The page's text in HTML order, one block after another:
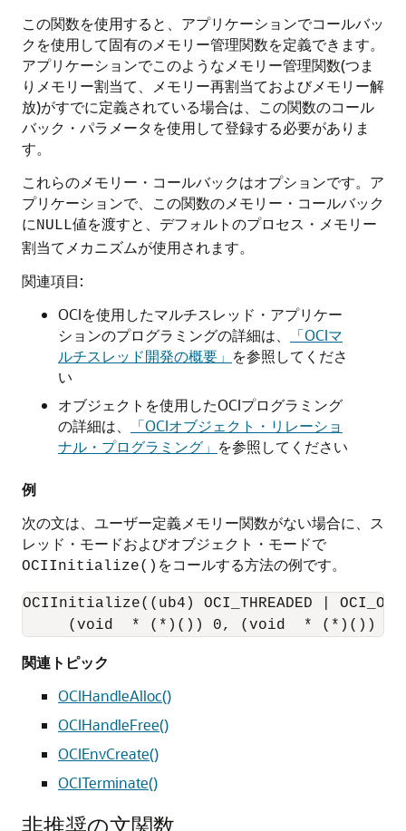
この関数を使用すると、アプリケーションでコールバッ
クを使用して固有のメモリー管理関数を定義できます。
アプリケーションでこのようなメモリー管理関数(つま
りメモリー割当て、メモリー再割当ておよびメモリー解
放)がすでに定義されている場合は、この関数のコール
バック・パラメータを使用して登録する必要がありま
す。
これらのメモリー・コールバックはオプションです。ア
プリケーションで、この関数のメモリー・コールバック
にNULL値を渡すと、デフォルトのプロセス・メモリー
割当てメカニズムが使用されます。
関連項目:
OCIを使用したマルチスレッド・アプリケー
ションのプログラミングの詳細は、
「OCIマ
ルチスレッド開発の概要」 を参照してくださ
い
オブジェクトを使用したOCIプログラミング
の詳細は、
「OCIオブジェクト・リレーショ
ナル・プログラミング」 を参照してください
例
次の文は、ユーザー定義メモリー関数がない場合に、ス
レッド・モードおよびオブジェクト・モードで
OCIInitialize() をコールする方法の例です。
OCIInitialize((ub4) OCI_THREADED |
(void  * (*)()) 0, (void  * (*)())
関連トピック
OCIHandleAlloc()
OCIHandleFree()
OCIEnvCreate()
OCITerminate()
非推奨の文関数